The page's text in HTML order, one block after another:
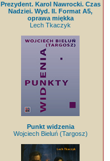
Prezydent. Karol Nawrocki. Czas
Nadziei. Wyd. II. Format A5,
oprawa miękka
Lech Tkaczyk
Punkt widzenia
Wojciech Bieluń (Targosz)